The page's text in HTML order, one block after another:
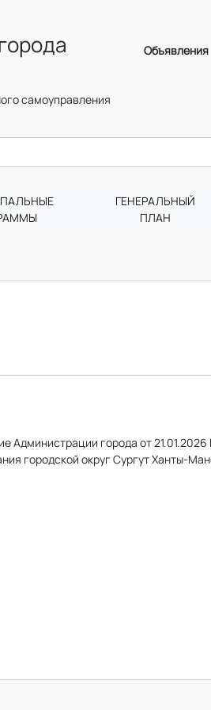
самоуправления
Объявления
ГЕНЕРАЛЬНЫЙ
ПЛАН
Администрации города от
городской округ Сургут Ханты-